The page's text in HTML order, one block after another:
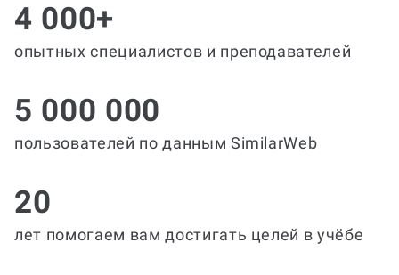
4 000+
опытных специалистов и преподавателей
5 000 000
пользователей по данным SimilarWeb
20
лет помогаем вам достигать целей в учёбе